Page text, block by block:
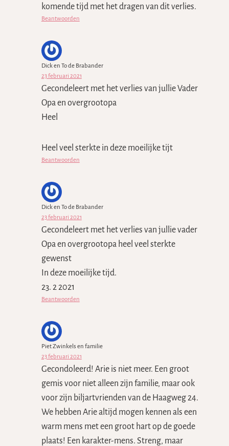
komende tijd met het dragen van dit verlies.
Beantwoorden
Dick en To de Brabander
23 februari 2021
Gecondeleert met het verlies van jullie Vader
Opa en overgrootopa
Heel
Heel veel sterkte in deze moeilijke tijt
Beantwoorden
Dick en To de Brabander
23 februari 2021
Gecondeleert met het verlies van jullie vader
Opa en overgrootopa heel veel sterkte
gewenst
In deze moeilijke tijd.
23. 2 2021
Beantwoorden
Piet Zwinkels en familie
23 februari 2021
Gecondoleerd! Arie is niet meer. Een groot
gemis voor niet alleen zijn familie, maar ook
voor zijn biljartvrienden van de Haagweg 24.
We hebben Arie altijd mogen kennen als een
warm mens met een groot hart op de goede
plaats! Een karakter-mens. Streng, maar